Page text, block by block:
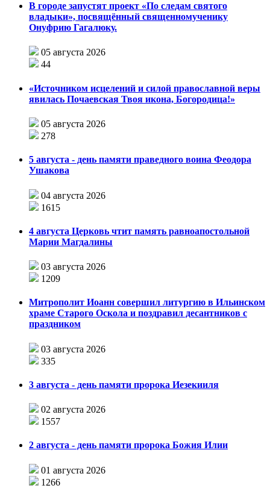
В городе запустят проект «По следам святого
владыки», посвящённый священномученику
Онуфрию Гагалюку.
05 августа 2026
44
«Источником исцелений и силой православной веры
явилась Почаевская Твоя икона, Богородица!»
05 августа 2026
278
5 августа - день памяти праведного воина Феодора
Ушакова
04 августа 2026
1615
4 августа Церковь чтит память равноапостольной
Марии Магдалины
03 августа 2026
1209
Митрополит Иоанн совершил литургию в Ильинском
храме Старого Оскола и поздравил десантников с
праздником
03 августа 2026
335
3 августа - день памяти пророка Иезекииля
02 августа 2026
1557
2 августа - день памяти пророка Божия Илии
01 августа 2026
1266